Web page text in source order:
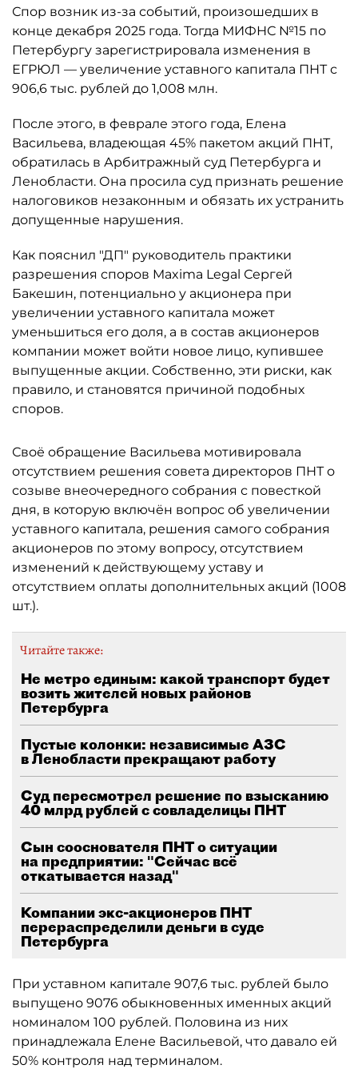
Спор возник из-за событий, произошедших в
конце декабря 2025 года. Тогда МИФНС №15 по
Петербургу зарегистрировала изменения в
ЕГРЮЛ — увеличение уставного капитала ПНТ с
906,6 тыс. рублей до 1,008 млн.
После этого, в феврале этого года, Елена
Васильева, владеющая 45% пакетом акций ПНТ,
обратилась в Арбитражный суд Петербурга и
Ленобласти. Она просила суд признать решение
налоговиков незаконным и обязать их устранить
допущенные нарушения.
Как пояснил "ДП" руководитель практики
разрешения споров Maxima Legal Сергей
Бакешин, потенциально у акционера при
увеличении уставного капитала может
уменьшиться его доля, а в состав акционеров
компании может войти новое лицо, купившее
выпущенные акции. Собственно, эти риски, как
правило, и становятся причиной подобных
споров.
Своё обращение Васильева мотивировала
отсутствием решения совета директоров ПНТ о
созыве внеочередного собрания с повесткой
дня, в которую включён вопрос об увеличении
уставного капитала, решения самого собрания
акционеров по этому вопросу, отсутствием
изменений к действующему уставу и
отсутствием оплаты дополнительных акций (1008
шт.).
Читайте также:
Не метро единым: какой транспорт будет
возить жителей новых районов
Петербурга
Пустые колонки: независимые АЗС
в Ленобласти прекращают работу
Суд пересмотрел решение по взысканию
40 млрд рублей с совладелицы ПНТ
Сын сооснователя ПНТ о ситуации
на предприятии: "Сейчас всё
откатывается назад"
Компании экс-акционеров ПНТ
перераспределили деньги в суде
Петербурга
При уставном капитале 907,6 тыс. рублей было
выпущено 9076 обыкновенных именных акций
номиналом 100 рублей. Половина из них
принадлежала Елене Васильевой, что давало ей
50% контроля над терминалом.